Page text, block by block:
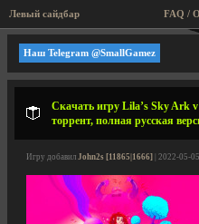
Левый сайдбар FAQ /
Наш Telegram @SmallGamez
Скачать игру Lila’s Sky Ark
торрент, полная русская
Игру добавил John2s [11865|1666] | 2022-05-